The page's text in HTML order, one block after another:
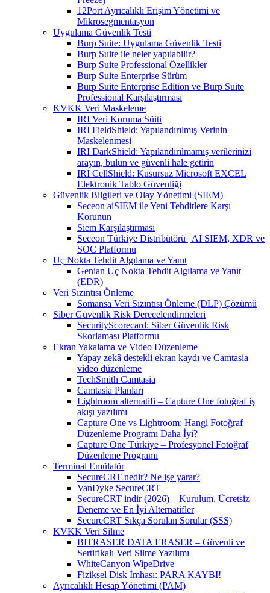
12Port Ayrıcalıklı Erişim Yönetimi ve
Mikrosegmentasyon
Uygulama Güvenlik Testi
Burp Suite: Uygulama Güvenlik Testi
Burp Suite ile neler yapılabilir?
Burp Suite Professional Özellikler
Burp Suite Enterprise Sürüm
Burp Suite Enterprise Edition ve Burp Suite
Professional Karşılaştırması
KVKK Veri Maskeleme
IRI Veri Koruma Süiti
IRI FieldShield: Yapılandırılmış Verinin
Maskelenmesi
IRI DarkShield: Yapılandırılmamış verilerinizi
arayın, bulun ve güvenli hale getirin
IRI CellShield: Kusursuz Microsoft EXCEL
Elektronik Tablo Güvenliği
Güvenlik Bilgileri ve Olay Yönetimi (SIEM)
Seceon aiSIEM ile Yeni Tehditlere Karşı
Korunun
Siem Karşılaştırması
Seceon Türkiye Distribütörü | AI SIEM, XDR ve
SOC Platformu
Uç Nokta Tehdit Algılama ve Yanıt
Genian Uç Nokta Tehdit Algılama ve Yanıt
(EDR)
Veri Sızıntısı Önleme
Somansa Veri Sızıntısı Önleme (DLP) Çözümü
Siber Güvenlik Risk Derecelendirmeleri
SecurityScorecard: Siber Güvenlik Risk
Skorlaması Platformu
Ekran Yakalama ve Video Düzenleme
Yapay zekâ destekli ekran kaydı ve Camtasia
video düzenleme
TechSmith Camtasia
Camtasia Planları
Lightroom alternatifi – Capture One fotoğraf iş
akışı yazılımı
Capture One vs Lightroom: Hangi Fotoğraf
Düzenleme Programı Daha İyi?
Capture One Türkiye – Profesyonel Fotoğraf
Düzenleme Programı
Terminal Emülatör
SecureCRT nedir? Ne işe yarar?
VanDyke SecureCRT
SecureCRT indir (2026) – Kurulum, Ücretsiz
Deneme ve En İyi Alternatifler
SecureCRT Sıkça Sorulan Sorular (SSS)
KVKK Veri Silme
BITRASER DATA ERASER – Güvenli ve
Sertifikalı Veri Silme Yazılımı
WhiteCanyon WipeDrive
Fiziksel Disk İmhası: PARA KAYBI!
Ayrıcalıklı Hesap Yönetimi (PAM)